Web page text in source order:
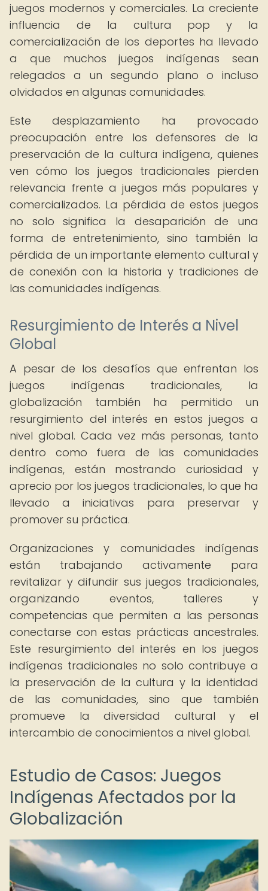
juegos modernos y comerciales. La creciente
influencia de la cultura pop y la
comercialización de los deportes ha llevado
a que muchos juegos indígenas sean
relegados a un segundo plano o incluso
olvidados en algunas comunidades.
Este desplazamiento ha provocado
preocupación entre los defensores de la
preservación de la cultura indígena, quienes
ven cómo los juegos tradicionales pierden
relevancia frente a juegos más populares y
comercializados. La pérdida de estos juegos
no solo significa la desaparición de una
forma de entretenimiento, sino también la
pérdida de un importante elemento cultural y
de conexión con la historia y tradiciones de
las comunidades indígenas.
Resurgimiento de Interés a Nivel
Global
A pesar de los desafíos que enfrentan los
juegos indígenas tradicionales, la
globalización también ha permitido un
resurgimiento del interés en estos juegos a
nivel global. Cada vez más personas, tanto
dentro como fuera de las comunidades
indígenas, están mostrando curiosidad y
aprecio por los juegos tradicionales, lo que ha
llevado a iniciativas para preservar y
promover su práctica.
Organizaciones y comunidades indígenas
están trabajando activamente para
revitalizar y difundir sus juegos tradicionales,
organizando eventos, talleres y
competencias que permiten a las personas
conectarse con estas prácticas ancestrales.
Este resurgimiento del interés en los juegos
indígenas tradicionales no solo contribuye a
la preservación de la cultura y la identidad
de las comunidades, sino que también
promueve la diversidad cultural y el
intercambio de conocimientos a nivel global.
Estudio de Casos: Juegos
Indígenas Afectados por la
Globalización